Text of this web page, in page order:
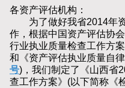
各资产评估机构：
为了做好我省2014年资
作，根据中国资产评估协
行业执业质量检查工作方
和《资产评估执业质量自
号)，我们制定了《山西省
查工作方案》(以下简称《